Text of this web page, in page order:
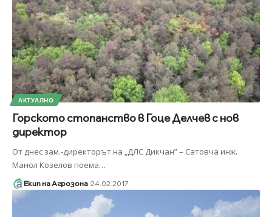
АКТУАЛНО
Горското стопанство в Гоце Делчев с нов
директор
От днес зам.-директорът на „ДЛС Дикчан” – Сатовча инж.
Манол Козелов поема…
Екип на Агрозона 24.02.2017